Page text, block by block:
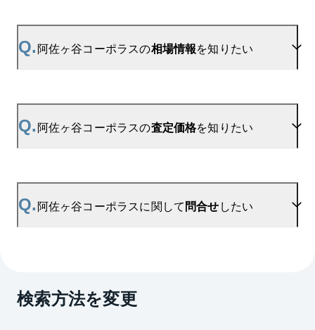
A.当サイトには、「売り出されたら教えて」リクエス
ト機能がございます。お気に入りのマンションをご
Q. 阿佐ヶ谷コーポラスの相場情報を知りたい
A.参考相場価格、参考相場賃料を掲載しております。
阿佐ヶ谷コーポラスの過去の販売事例や、周辺の販
Q. 阿佐ヶ谷コーポラスの査定価格を知りたい
A.阿佐ヶ谷コーポラスの無料売却査定は
お問い合わせフォームよりお問い合わせください。
Q. 阿佐ヶ谷コーポラスに関して 問合せ したい
賃貸に関するお問い合わせは、
検索方法を変更